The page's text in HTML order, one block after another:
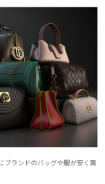
ブランドのバッグや服が安く買